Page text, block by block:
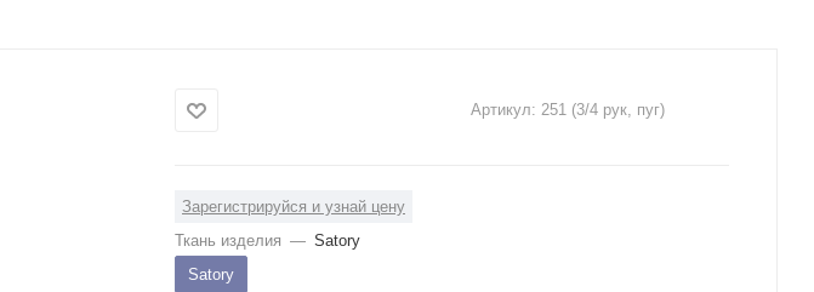
Артикул: 251 (3/4 рук, пуг)
Зарегистрируйся и узнай цену
Ткань изделия — Satory
Satory